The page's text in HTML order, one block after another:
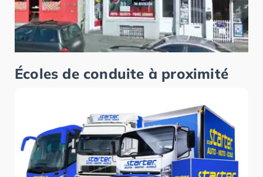
Écoles de conduite à proximité